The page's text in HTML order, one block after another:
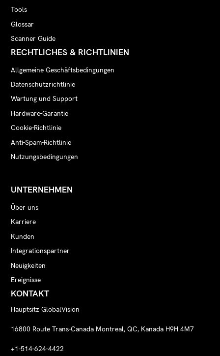
Tools
Glossar
Scanner Guide
RECHTLICHES & RICHTLINIEN
Allgemeine Geschäftsbedingungen
Datenschutzrichtlinie
Wartung und Support
Hardware-Garantie
Cookie-Richtlinie
Anti-Spam-Richtlinie
Nutzungsbedingungen
UNTERNEHMEN
Über uns
Karriere
Kunden
Integrationspartner
Neuigkeiten
Ereignisse
KONTAKT
Hauptsitz GlobalVision
16800 Route Trans-Canada Montreal, QC, Kanada H9H 4M7
+1-514-624-4422